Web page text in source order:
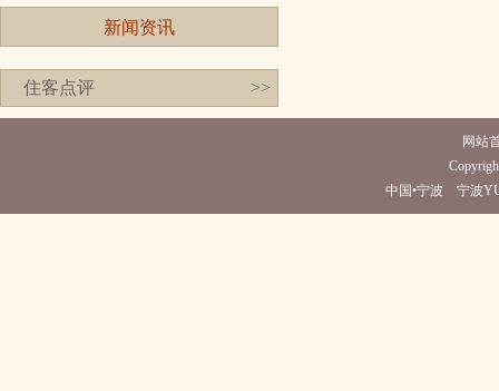
新闻资讯
住客点评 >>
网站
中国•宁波 宁波